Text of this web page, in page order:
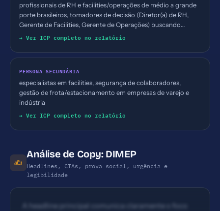
profissionais de RH e facilities/operações de médio a grande
porte brasileiros, tomadores de decisão (Diretor(a) de RH,
Gerente de Facilities, Gerente de Operações) buscando
controle de ponto, acesso e automação comercial
→ Ver ICP completo no relatório
PERSONA SECUNDÁRIA
especialistas em facilities, segurança de colaboradores,
gestão de frota/estacionamento em empresas de varejo e
indústria
→ Ver ICP completo no relatório
✍️
Análise de Copy: DIMEP
Headlines, CTAs, prova social, urgência e
legibilidade
A headline principal comunica claramente o foco